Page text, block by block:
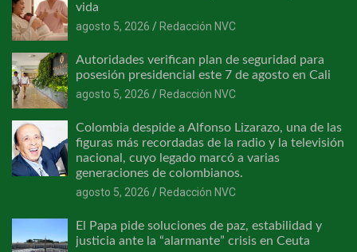
vida
agosto 5, 2026
Redacción NVC
Autoridades verifican plan de seguridad para
posesión presidencial este 7 de agosto en Cali
agosto 5, 2026
Redacción NVC
Colombia despide a Alfonso Lizarazo, una de las
figuras más recordadas de la radio y la televisión
nacional, cuyo legado marcó a varias
generaciones de colombianos.
agosto 5, 2026
Redacción NVC
El Papa pide soluciones de paz, estabilidad y
justicia ante la “alarmante” crisis en Ceuta